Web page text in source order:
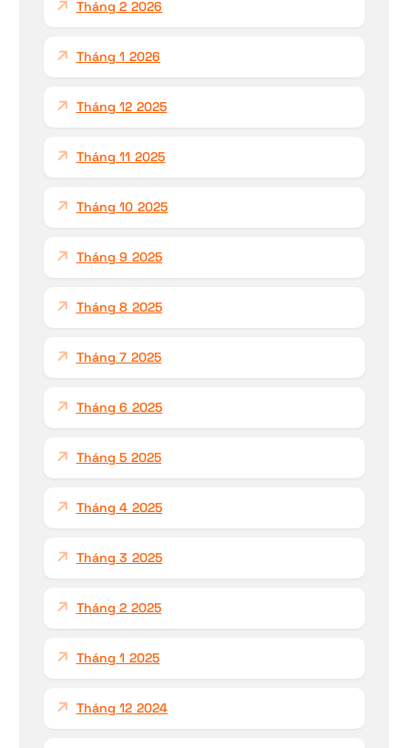
Tháng 2 2026
Tháng 1 2026
Tháng 12 2025
Tháng 11 2025
Tháng 10 2025
Tháng 9 2025
Tháng 8 2025
Tháng 7 2025
Tháng 6 2025
Tháng 5 2025
Tháng 4 2025
Tháng 3 2025
Tháng 2 2025
Tháng 1 2025
Tháng 12 2024